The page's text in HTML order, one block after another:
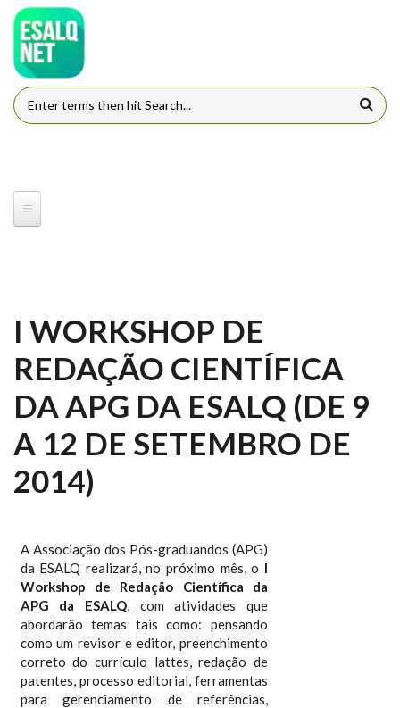
Pular para o conteúdo principal
FORMULÁRIO DE BUSCA
I WORKSHOP DE
REDAÇÃO CIENTÍFICA
DA APG DA ESALQ (DE 9
A 12 DE SETEMBRO DE
2014)
A Associação dos Pós-graduandos (APG)
da ESALQ realizará, no próximo mês, o I
Workshop de Redação Científica da
APG da ESALQ, com atividades que
abordarão temas tais como: pensando
como um revisor e editor, preenchimento
correto do currículo lattes, redação de
patentes, processo editorial, ferramentas
para gerenciamento de referências,